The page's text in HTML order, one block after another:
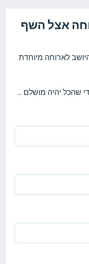
אצל השף
לארוחה מיוחדת
שהכל יהיה מושלם ...